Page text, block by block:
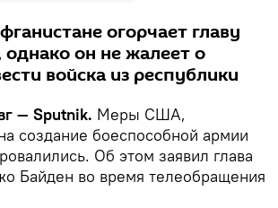
огорчает главу
он не жалеет о
войска из республики
— Sputnik. Меры США,
создание боеспособной армии
Об этом заявил глава
Байден во время телеобращения